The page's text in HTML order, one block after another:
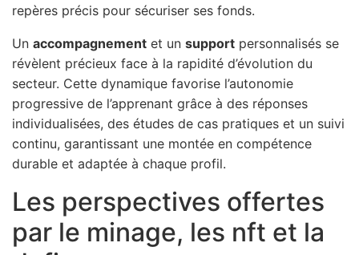
repères précis pour sécuriser ses fonds.
Un accompagnement et un support personnalisés se
révèlent précieux face à la rapidité d’évolution du
secteur. Cette dynamique favorise l’autonomie
progressive de l’apprenant grâce à des réponses
individualisées, des études de cas pratiques et un suivi
continu, garantissant une montée en compétence
durable et adaptée à chaque profil.
Les perspectives offertes
par le minage, les nft et la